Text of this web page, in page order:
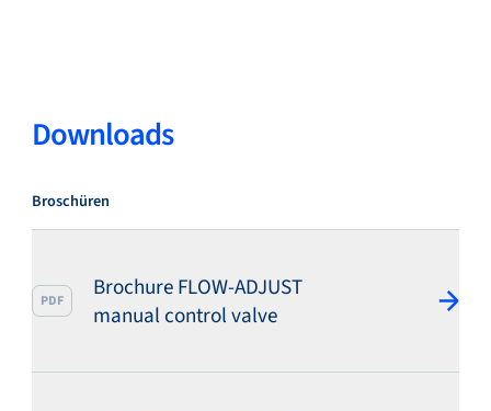
Downloads
Broschüren
PDF
Brochure FLOW-ADJUST
manual control valve